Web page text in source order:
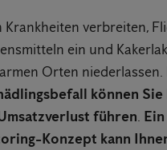
verbreiten,
ein und
Orten niederlassen.
können Sie
führen. Ein
Konzept kann